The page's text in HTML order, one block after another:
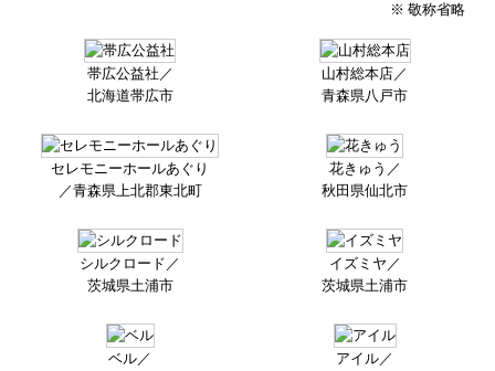
※ 敬称省略
帯広公益社／
北海道帯広市
山村総本店／
青森県八戸市
セレモニーホールあぐり
／青森県上北郡東北町
花きゅう／
秋田県仙北市
シルクロード／
茨城県土浦市
イズミヤ／
茨城県土浦市
ベル／
アイル／